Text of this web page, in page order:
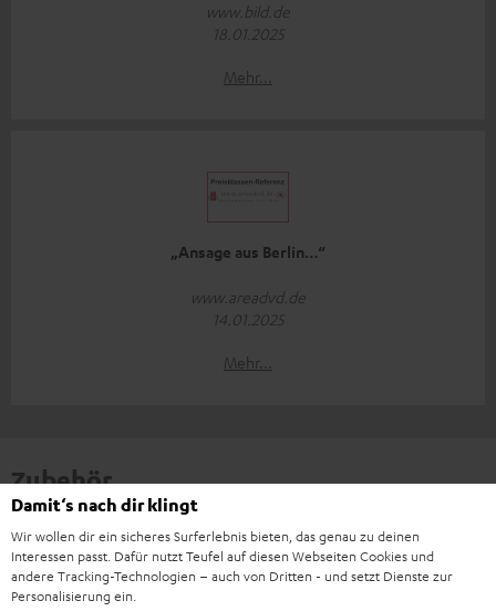
www.bild.de
18.01.2025
Mehr...
„Ansage aus Berlin…“
www.areadvd.de
14.01.2025
Mehr...
Zubehör
Notwendiges Zubehör ist im Lieferumfang
enthalten.
Damit‘s nach dir klingt
Wir wollen dir ein sicheres Surferlebnis bieten, das genau zu deinen
Interessen passt. Dafür nutzt Teufel auf diesen Webseiten Cookies und
andere Tracking-Technologien – auch von Dritten - und setzt Dienste zur
Personalisierung ein.